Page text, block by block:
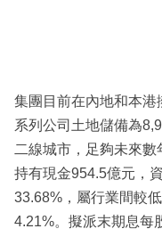
集團目前在內地和本港
系列公司土地儲備為
二線城市，足夠未來
持有現金954.5億元，
33.68%，屬行業間較
4.21%。擬派末期息每